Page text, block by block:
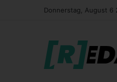
Donnerstag, August 6